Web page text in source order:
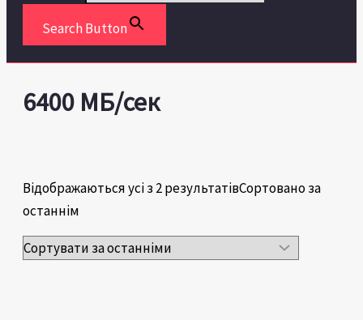
Search Button
6400 МБ/сек
Відображаються усі з 2 результатівСортовано за
останнім